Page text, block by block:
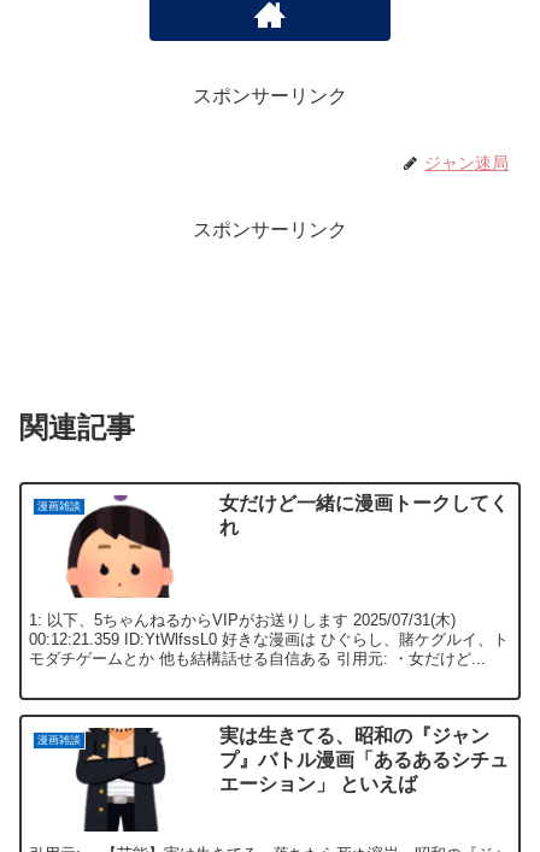
スポンサーリンク
ジャン速局
スポンサーリンク
関連記事
漫画雑談
女だけど一緒に漫画トークしてく
れ
1: 以下、5ちゃんねるからVIPがお送りします 2025/07/31(木)
00:12:21.359 ID:YtWlfssL0 好きな漫画は ひぐらし、賭ケグルイ、ト
モダチゲームとか 他も結構話せる自信ある 引用元: ・女だけど...
漫画雑談
実は生きてる、昭和の『ジャン
プ』バトル漫画「あるあるシチュ
エーション」 といえば